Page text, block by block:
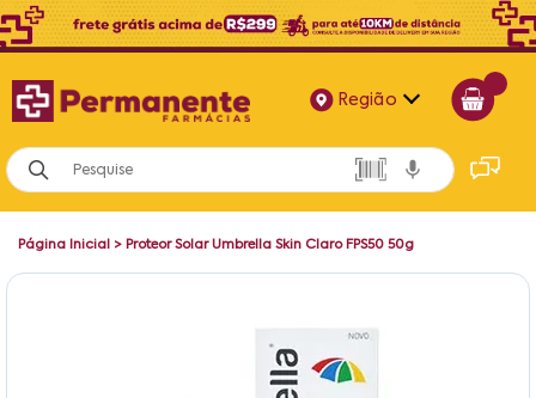
Região
Alagoas
Bahia
Página Inicial > Proteor Solar Umbrella Skin Claro FPS50 50g